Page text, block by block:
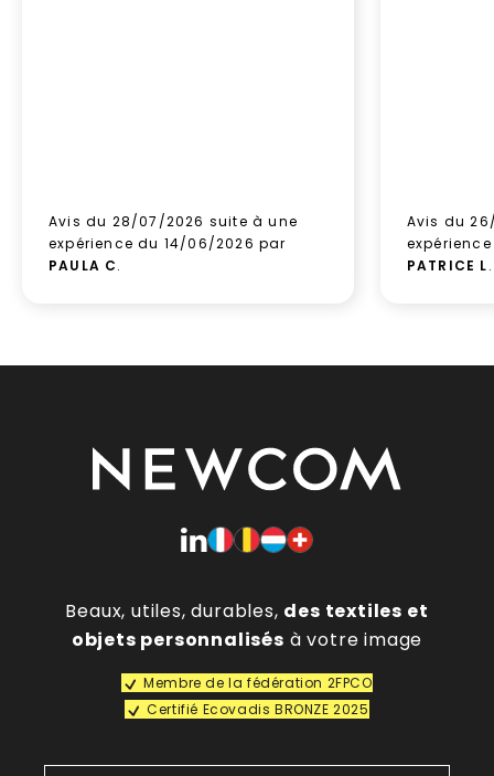
Avis du 28/07/2026 suite à une
expérience du 14/06/2026 par
PAULA C.
Avis du
PATRICE L.
Beaux, utiles, durables, des textiles et
objets personnalisés à votre image
Membre de la fédération 2FPCO
Certifié Ecovadis BRONZE 2025